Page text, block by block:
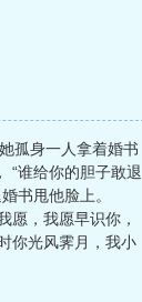
孤身一人拿着婚书
“谁给你的胆子敢退
书甩他脸上。
，我愿早识你，
你光风霁月，我小